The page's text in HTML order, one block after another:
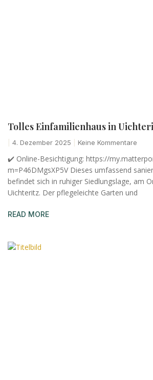
Tolles Einfamilienhaus in
4. Dezember 2025 Keine Kommentare
✔️ Online-Besichtigung: https://
m=P46DMgsXP5V Dieses umfassend
befindet sich in ruhiger Siedlungslage, am
Uichteritz. Der pflegeleichte Garten und
READ MORE